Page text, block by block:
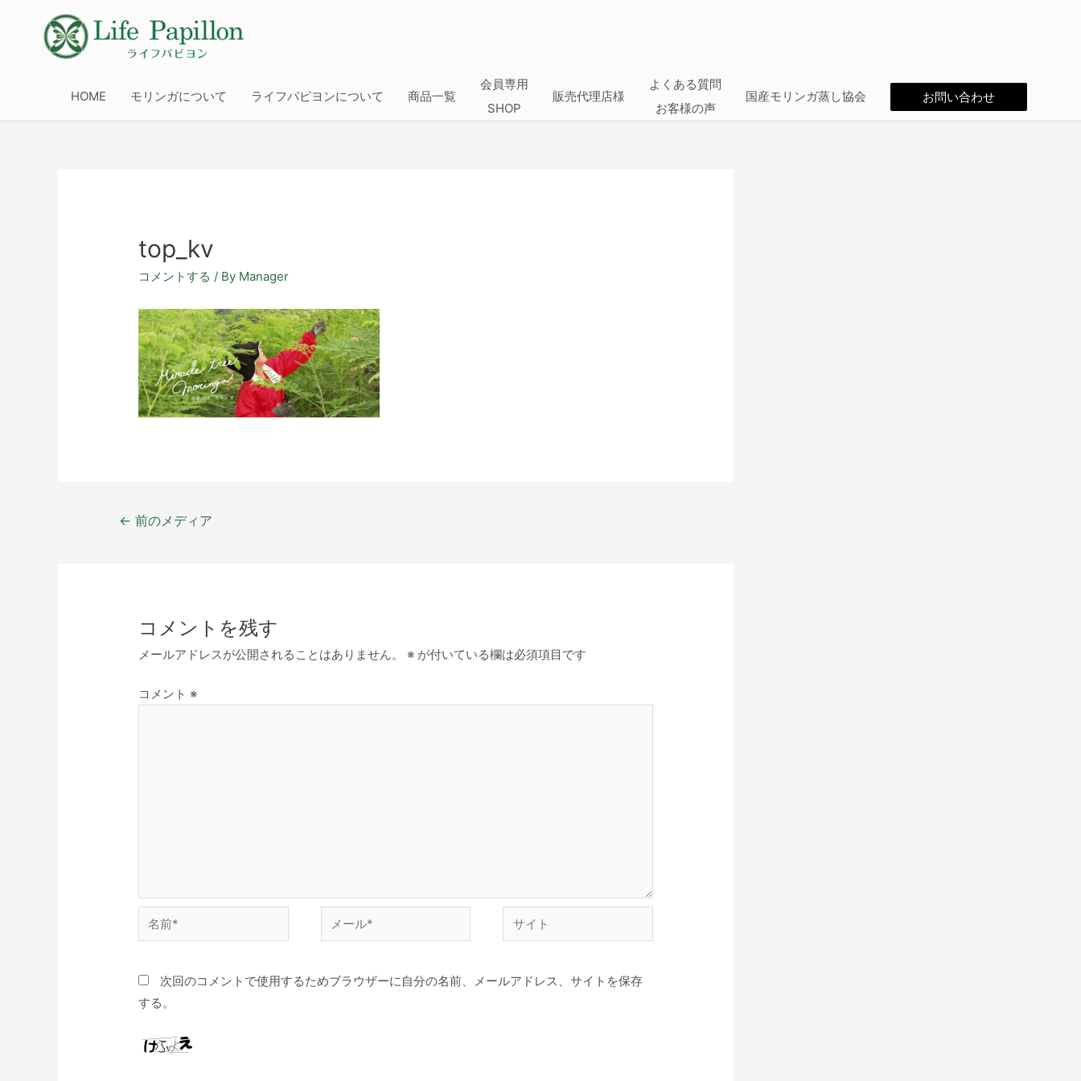
HOME モリンガについて ライフパピヨンについて 商品一覧
会員専用
SHOP
販売代理店様
よくある質問
お客様の声
国産モリンガ蒸し協会 お問い合わせ
top_kv
コメントする / By Manager
← 前のメディア
コメントを残す
メールアドレスが公開されることはありません。 ※ が付いている欄は必須項目です
コメント ※
次回のコメントで使用するためブラウザーに自分の名前、メールアドレス、サイトを保存
する。